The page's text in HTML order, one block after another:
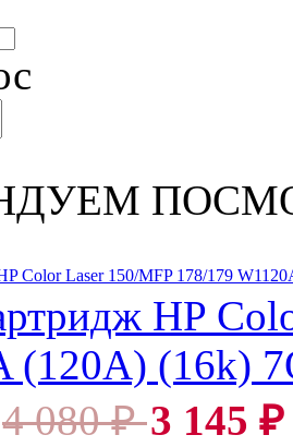
HP
(120A) (16k)
4 080₽ 3 145 ₽